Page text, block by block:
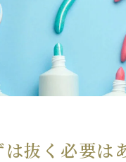
抜く必要は